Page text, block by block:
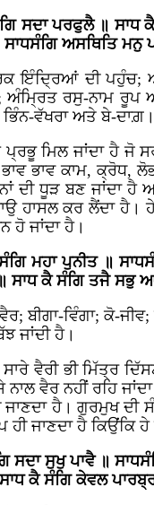
ਸਦਾ ਪਰਫੁਲੈ ॥ ਸਾਧ
ਅਸਥਿਤਿ
ਇੰਦ੍ਰਿਆਂ ਦੀ ਪਹੁੰਚ;
ਅੰਮ੍ਰਿਤ ਰਸੁ-ਨਾਮ
ਵੱਖਰਾ ਅਤੇ ਬੇ-ਦਾਗ਼।
ਮਿਲ ਜਾਂਦਾ ਹੈ ਜੋ
ਭਾਵ ਭਾਵ ਕਾਮ,
ਦੀ ਧੂੜ ਬਣ ਜਾਂਦਾ ਹੈ
ਹਾਸਲ ਕਰ ਲੈਂਦਾ
ਜਾਂਦਾ ਹੈ।
ਮਹਾ ਪੁਨੀਤ ॥
॥ ਸਾਧ ਕੈ ਸੰਗਿ ਤਜੈ
ਬੀਗਾ-ਵਿੰਗਾ; ਕੋ-
ਜਾਂਦੀ ਹੈ।
ਵੈਰੀ ਭੀ ਮਿੱਤ੍ਰ
ਵੈਰ ਨਹੀਂ ਰਹਿ
ਹੈ। ਗੁਰਮੁਖ ਦੀ
ਜਾਣਦਾ ਹੈ ਕਿਉਂਕਿ
ਸਦਾ ਸੁਖੁ ਪਾਵੈ ॥
ਕੈ ਸੰਗਿ ਕੇਵਲ